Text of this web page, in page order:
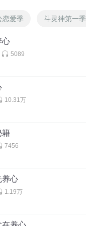
恋爱季 斗灵神第一季
心
5089
10.31万
籍
7456
养心
1.19万